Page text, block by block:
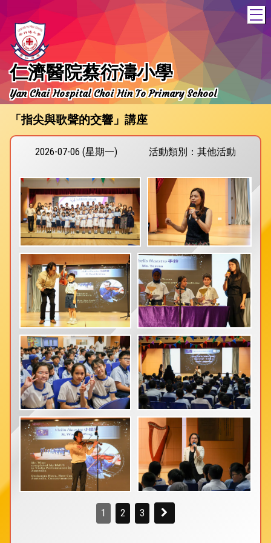
仁濟醫院蔡衍濤小學
Yan Chai Hospital Choi Hin To Primary School
「指尖與歌聲的交響」講座
2026-07-06 (星期一) 活動類別：其他活動
1 2 3